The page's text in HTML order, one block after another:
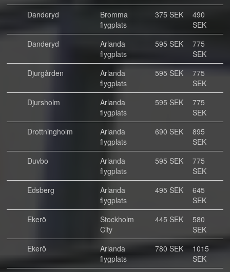
Danderyd
Bromma
flygplats
375 SEK
490
SEK
Danderyd
Arlanda
flygplats
595 SEK
775
SEK
Djurgården
Arlanda
flygplats
595 SEK
775
SEK
Djursholm
Arlanda
flygplats
595 SEK
775
SEK
Drottningholm
Arlanda
flygplats
690 SEK
895
SEK
Duvbo
Arlanda
flygplats
595 SEK
775
SEK
Edsberg
Arlanda
flygplats
495 SEK
645
SEK
Ekerö
Stockholm
City
445 SEK
580
SEK
Ekerö
Arlanda
flygplats
780 SEK
1015
SEK